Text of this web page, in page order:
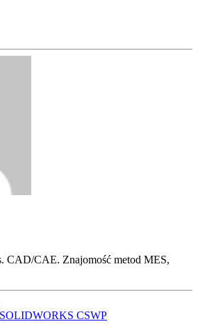
CAD/CAE. Znajomość metod MES,